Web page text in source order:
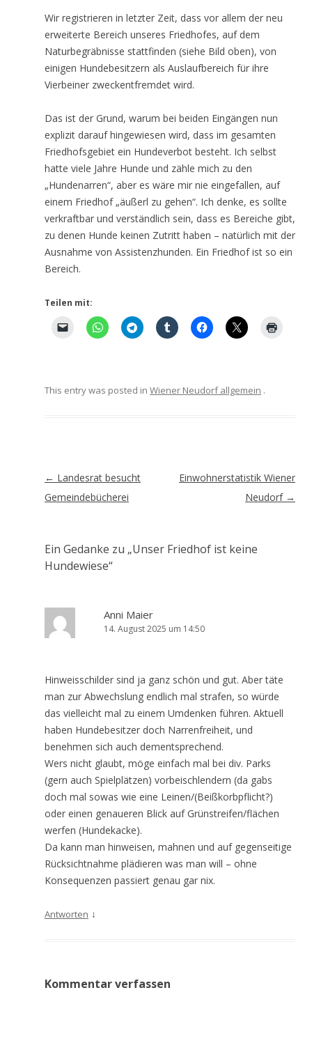
Wir registrieren in letzter Zeit, dass vor allem der neu
erweiterte Bereich unseres Friedhofes, auf dem
Naturbegräbnisse stattfinden (siehe Bild oben), von
einigen Hundebesitzern als Auslaufbereich für ihre
Vierbeiner zweckentfremdet wird.
Das ist der Grund, warum bei beiden Eingängen nun
explizit darauf hingewiesen wird, dass im gesamten
Friedhofsgebiet ein Hundeverbot besteht. Ich selbst
hatte viele Jahre Hunde und zähle mich zu den
„Hundenarren“, aber es wäre mir nie eingefallen, auf
einem Friedhof „äußerl zu gehen“. Ich denke, es sollte
verkraftbar und verständlich sein, dass es Bereiche gibt,
zu denen Hunde keinen Zutritt haben – natürlich mit der
Ausnahme von Assistenzhunden. Ein Friedhof ist so ein
Bereich.
Teilen mit:
This entry was posted in Wiener Neudorf allgemein .
Artikel-
Navigation
← Landesrat besucht
Gemeindebücherei
Einwohnerstatistik Wiener
Neudorf →
Ein Gedanke zu „Unser Friedhof ist keine
Hundewiese“
Anni Maier
14. August 2025 um 14:50
Hinweisschilder sind ja ganz schön und gut. Aber täte
man zur Abwechslung endlich mal strafen, so würde
das vielleicht mal zu einem Umdenken führen. Aktuell
haben Hundebesitzer doch Narrenfreiheit, und
benehmen sich auch dementsprechend.
Wers nicht glaubt, möge einfach mal bei div. Parks
(gern auch Spielplätzen) vorbeischlendern (da gabs
doch mal sowas wie eine Leinen/(Beißkorbpflicht?)
oder einen genaueren Blick auf Grünstreifen/flächen
werfen (Hundekacke).
Da kann man hinweisen, mahnen und auf gegenseitige
Rücksichtnahme plädieren was man will – ohne
Konsequenzen passiert genau gar nix.
Antworten ↓
Kommentar verfassen